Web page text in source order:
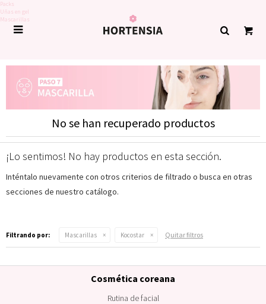

No se han recuperado productos
¡Lo sentimos! No hay productos en esta sección.
Inténtalo nuevamente con otros criterios de filtrado o busca en otras
secciones de nuestro catálogo.
Filtrando por: Mascarillas Kocostar Quitar filtros
Packs
Uñas en gel
Mascarillas
Cosmética coreana
Rutina de facial